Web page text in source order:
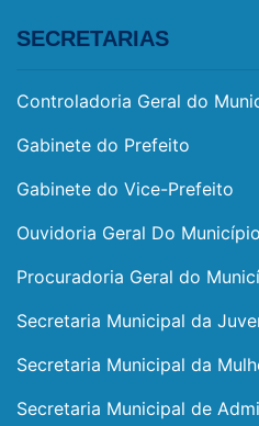
SECRETARIAS
Controladoria Geral do
Gabinete do Prefeito
Gabinete do Vice-Prefeito
Ouvidoria Geral Do Município
Procuradoria Geral do
Secretaria Municipal da
Secretaria Municipal da
Secretaria Municipal de